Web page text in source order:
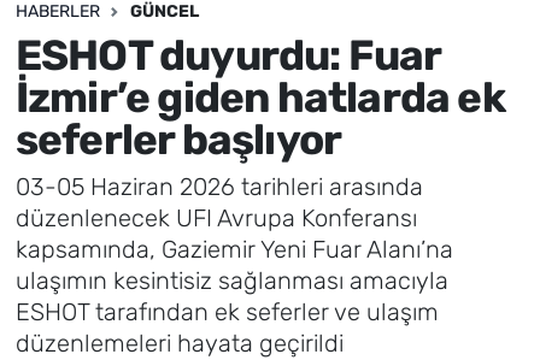
HABERLER GÜNCEL
ESHOT duyurdu: Fuar
İzmir’e giden hatlarda ek
seferler başlıyor
03-05 Haziran 2026 tarihleri arasında
düzenlenecek UFI Avrupa Konferansı
kapsamında, Gaziemir Yeni Fuar Alanı’na
ulaşımın kesintisiz sağlanması amacıyla
ESHOT tarafından ek seferler ve ulaşım
düzenlemeleri hayata geçirildi
Asayiş / Polis-Adliye
Spor
Magazin
Foto Galeri
Künye
İletişim